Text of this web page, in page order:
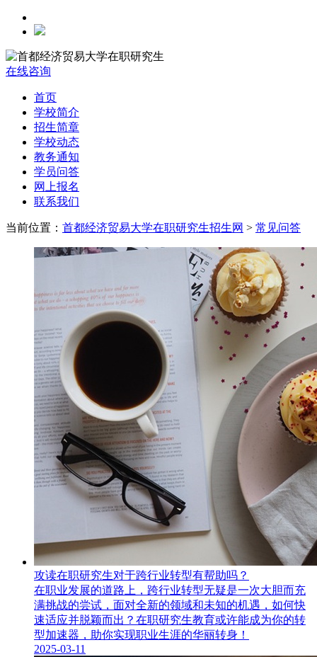
在线咨询
首页
学校简介
招生简章
学校动态
教务通知
学员问答
网上报名
联系我们
当前位置： 首都经济贸易大学在职研究生招生网 > 常见问答
攻读在职研究生对于跨行业转型有帮助吗？
在职业发展的道路上，跨行业转型无疑是一次大胆而充
满挑战的尝试，面对全新的领域和未知的机遇，如何快
速适应并脱颖而出？在职研究生​教育或许能成为你的转
型加速器，助你实现职业生涯的华丽转身！
2025-03-11